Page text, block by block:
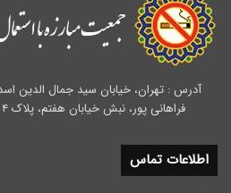
آدرس : تهران، خیابان سید جمال الدین اسد
فراهانی پور، نبش خیابان هفتم، پلاک ۴ - کد پستی : 1433634363
اطلاعات تماس